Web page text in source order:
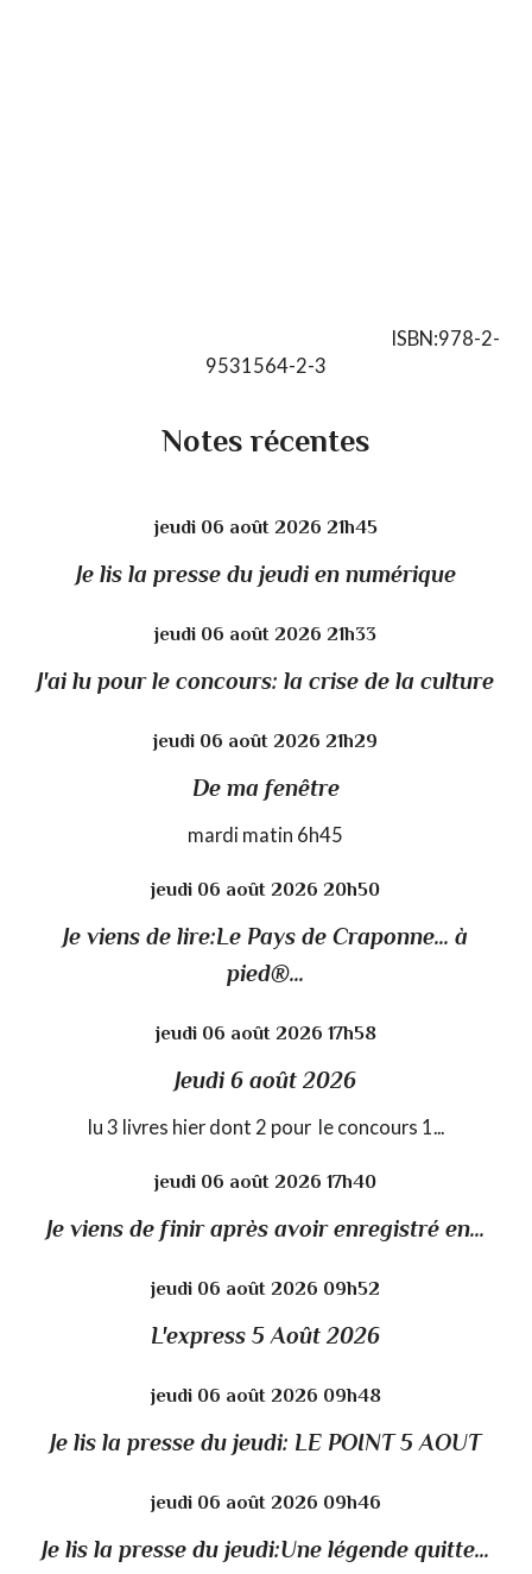
ISBN:978-2-
9531564-2-3
Notes récentes
jeudi 06 août 2026 21h45
Je lis la presse du jeudi en numérique
jeudi 06 août 2026 21h33
J'ai lu pour le concours: la crise de la culture
jeudi 06 août 2026 21h29
De ma fenêtre
mardi matin 6h45
jeudi 06 août 2026 20h50
Je viens de lire:Le Pays de Craponne... à
pied®...
jeudi 06 août 2026 17h58
Jeudi 6 août 2026
lu 3 livres hier dont 2 pour le concours 1...
jeudi 06 août 2026 17h40
Je viens de finir après avoir enregistré en...
jeudi 06 août 2026 09h52
L'express 5 Août 2026
jeudi 06 août 2026 09h48
Je lis la presse du jeudi: LE POINT 5 AOUT
jeudi 06 août 2026 09h46
Je lis la presse du jeudi:Une légende quitte...